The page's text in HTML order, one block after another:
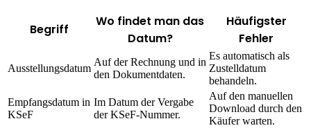
Begriff
Wo findet man das
Datum?
Häufigster
Fehler
Ausstellungsdatum
Auf der Rechnung und in
den Dokumentdaten.
Es automatisch als
Zustelldatum
behandeln.
Empfangsdatum in
KSeF
Im Datum der Vergabe
der KSeF-Nummer.
Auf den manuellen
Download durch den
Käufer warten.